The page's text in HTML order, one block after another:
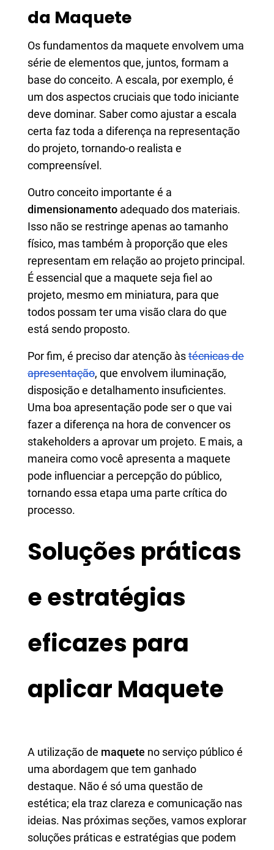
da Maquete
Os fundamentos da maquete envolvem uma
série de elementos que, juntos, formam a
base do conceito. A escala, por exemplo, é
um dos aspectos cruciais que todo iniciante
deve dominar. Saber como ajustar a escala
certa faz toda a diferença na representação
do projeto, tornando-o realista e
compreensível.
Outro conceito importante é a
dimensionamento adequado dos materiais.
Isso não se restringe apenas ao tamanho
físico, mas também à proporção que eles
representam em relação ao projeto principal.
É essencial que a maquete seja fiel ao
projeto, mesmo em miniatura, para que
todos possam ter uma visão clara do que
está sendo proposto.
Por fim, é preciso dar atenção àstécnicas de
apresentação, que envolvem iluminação,
disposição e detalhamento insuficientes.
Uma boa apresentação pode ser o que vai
fazer a diferença na hora de convencer os
stakeholders a aprovar um projeto. E mais, a
maneira como você apresenta a maquete
pode influenciar a percepção do público,
tornando essa etapa uma parte crítica do
processo.
Soluções práticas
e estratégias
eficazes para
aplicar Maquete
A utilização de maquete no serviço público é
uma abordagem que tem ganhado
destaque. Não é só uma questão de
estética; ela traz clareza e comunicação nas
ideias. Nas próximas seções, vamos explorar
soluções práticas e estratégias que podem